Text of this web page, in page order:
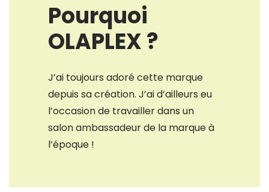
Pourquoi
OLAPLEX ?
J’ai toujours adoré cette marque
depuis sa création. J’ai d’ailleurs eu
l’occasion de travailler dans un
salon ambassadeur de la marque à
l’époque !